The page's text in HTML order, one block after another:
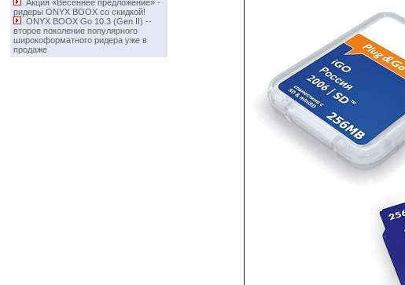
Акция «Весеннее предложение» -
ридеры ONYX BOOX со скидкой!
ONYX BOOX Go 10.3 (Gen II) -­
второе поколение популярного
широкоформатного ридера уже в
продаже